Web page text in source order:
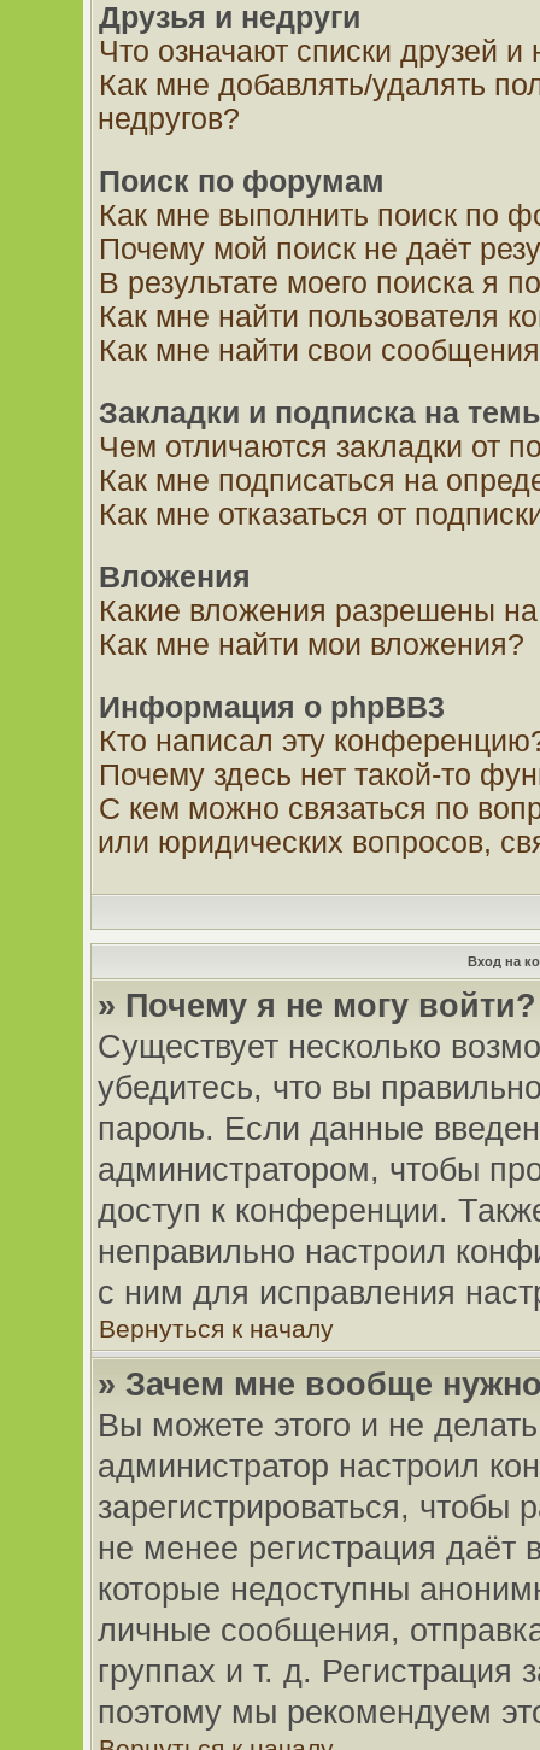
Друзья и недруги
Что означают списки друзей и
Как мне добавлять/удалять
недругов?
Поиск по форумам
Как мне выполнить поиск по
Почему мой поиск не даёт
В результате моего поиска я
Как мне найти пользователя
Как мне найти свои
Закладки и подписка на
Чем отличаются закладки от
Как мне подписаться на
Как мне отказаться от
Вложения
Какие вложения разрешены
Как мне найти мои вложения?
Информация о phpBB3
Кто написал эту
Почему здесь нет такой-то
С кем можно связаться по
или юридических вопросов,
Вход на
» Почему я не могу войти?
Существует несколько
убедитесь, что вы
пароль. Если данные
администратором, чтобы
доступ к конференции.
неправильно настроил
с ним для исправления
Вернуться к началу
» Зачем мне вообще
Вы можете этого и не
администратор настроил
зарегистрироваться,
не менее регистрация
которые недоступны
личные сообщения,
группах и т. д. Регистрация
поэтому мы рекомендуем